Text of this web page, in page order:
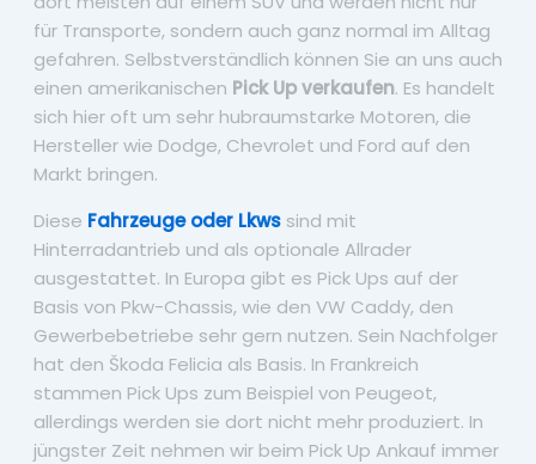
für Transporte, sondern auch ganz normal im Alltag
gefahren. Selbstverständlich können Sie an uns auch
einen amerikanischen Pick Up verkaufen. Es handelt
sich hier oft um sehr hubraumstarke Motoren, die
Hersteller wie Dodge, Chevrolet und Ford auf den
Markt bringen.
Diese Fahrzeuge oder Lkws sind mit
Hinterradantrieb und als optionale Allrader
ausgestattet. In Europa gibt es Pick Ups auf der
Basis von Pkw-Chassis, wie den VW Caddy, den
Gewerbebetriebe sehr gern nutzen. Sein Nachfolger
hat den Škoda Felicia als Basis. In Frankreich
stammen Pick Ups zum Beispiel von Peugeot,
allerdings werden sie dort nicht mehr produziert. In
jüngster Zeit nehmen wir beim Pick Up Ankauf immer